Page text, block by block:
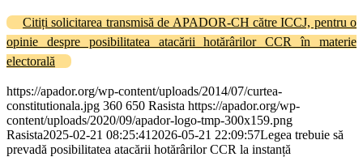
Citiți solicitarea transmisă de APADOR-CH către ICCJ, pentru o
opinie despre posibilitatea atacării hotărârilor CCR în materie
electorală
https://apador.org/wp-content/uploads/2014/07/curtea-
constitutionala.jpg 360 650 Rasista https://apador.org/wp-
content/uploads/2020/09/apador-logo-tmp-300x159.png
Rasista2025-02-21 08:25:41 2026-05-21 22:09:57Legea trebuie să
prevadă posibilitatea atacării hotărârilor CCR la instanță